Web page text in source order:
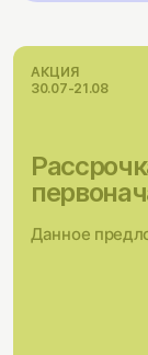
АКЦИЯ
30.07-21.08
Данное